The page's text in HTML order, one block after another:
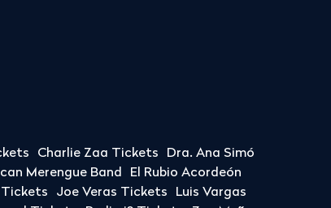
Charlie Zaa Tickets
Dra. Ana Simó
Merengue Band
El Rubio Acordeón
Tickets Joe Veras Tickets
Luis Vargas